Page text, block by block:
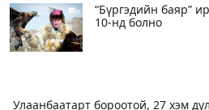
“Бүргэдийн баяр”
10-нд болно
Улаанбаатарт бороотой, 27 хэм